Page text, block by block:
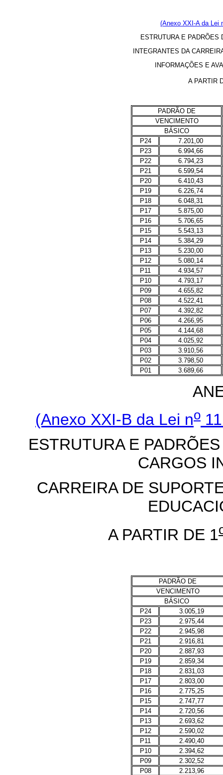
(Anexo XXI-A da Lei
ESTRUTURA E
INTEGRANTES DA
INFORMAÇÕES E
A PARTIR
PADRÃO DE
VENCIMENTO
BÁSICO
P24
7.201,00
P23
6.994,66
P22
6.794,23
P21
6.599,54
P20
6.410,43
P19
6.226,74
P18
6.048,31
P17
5.875,00
P16
5.706,65
P15
5.543,13
P14
5.384,29
P13
5.230,00
P12
5.080,14
P11
4.934,57
P10
4.793,17
P09
4.655,82
P08
4.522,41
P07
4.392,82
P06
4.266,95
P05
4.144,68
P04
4.025,92
P03
3.910,56
P02
3.798,50
P01
3.689,66
(Anexo XXI-B da Lei no
ESTRUTURA E
CARGOS
CARREIRA DE
A PARTIR DE 1
PADRÃO DE
VENCIMENTO
BÁSICO
P24
3.005,19
P23
2.975,44
P22
2.945,98
P21
2.916,81
P20
2.887,93
P19
2.859,34
P18
2.831,03
P17
2.803,00
P16
2.775,25
P15
2.747,77
P14
2.720,56
P13
2.693,62
P12
2.590,02
P11
2.490,40
P10
2.394,62
P09
2.302,52
P08
2.213,96